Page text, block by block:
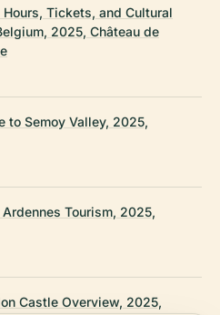
Tickets, and Cultural
2025, Château de
to Semoy Valley, 2025,
Tourism, 2025,
Castle Overview, 2025,